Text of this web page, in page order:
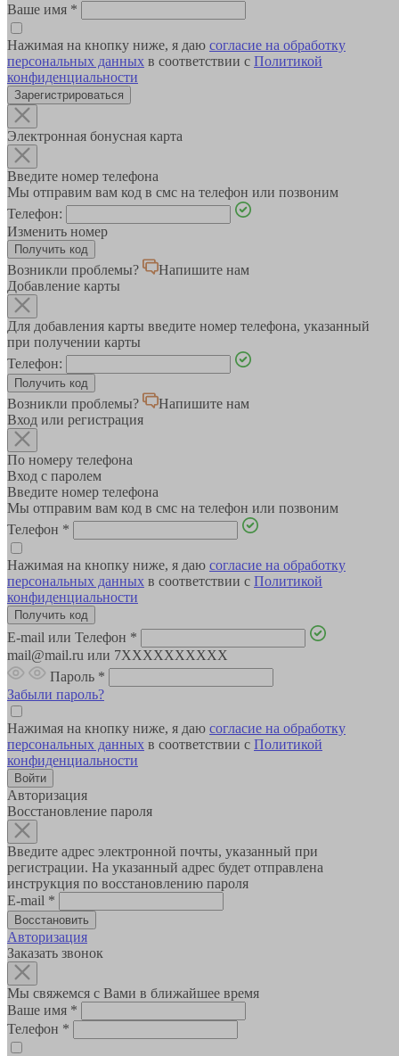
Ваше имя *
Нажимая на кнопку ниже, я даю согласие на обработку
персональных данных в соответствии с Политикой
конфиденциальности
Зарегистрироваться
Электронная бонусная карта
Введите номер телефона
Мы отправим вам код в смс на телефон или позвоним
Телефон:
Изменить номер
Возникли проблемы?
Напишите нам
Добавление карты
Для добавления карты введите номер телефона, указанный
при получении карты
Телефон:
Возникли проблемы?
Напишите нам
Вход или регистрация
По номеру телефона
Вход с паролем
Введите номер телефона
Мы отправим вам код в смс на телефон или позвоним
Телефон *
Нажимая на кнопку ниже, я даю согласие на обработку
персональных данных в соответствии с Политикой
конфиденциальности
E-mail или Телефон *
mail@mail.ru или 7XXXXXXXXXX
Пароль *
Забыли пароль?
Нажимая на кнопку ниже, я даю согласие на обработку
персональных данных в соответствии с Политикой
конфиденциальности
Авторизация
Восстановление пароля
Введите адрес электронной почты, указанный при
регистрации. На указанный адрес будет отправлена
инструкция по восстановлению пароля
E-mail *
Авторизация
Заказать звонок
Мы свяжемся с Вами в ближайшее время
Ваше имя *
Телефон *